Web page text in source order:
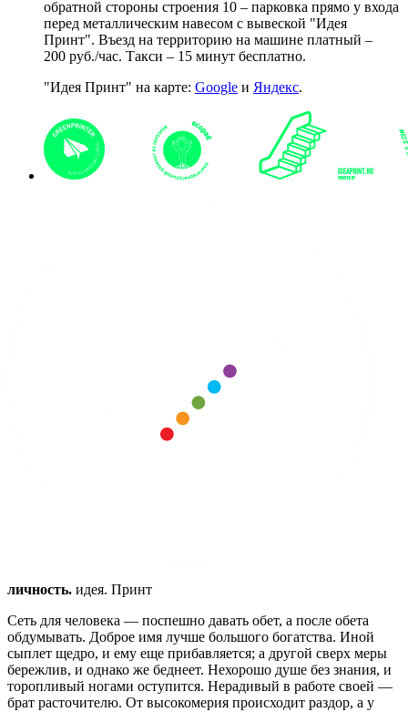
обратной стороны строения 10 – парковка прямо у входа
перед металлическим навесом с вывеской "Идея
Принт". Въезд на территорию на машине платный –
200 руб./час. Такси – 15 минут бесплатно.
"Идея Принт" на карте: Google и Яндекс.
личность. идея. Принт
Сеть для человека — поспешно давать обет, а после обета
обдумывать. Доброе имя лучше большого богатства. Иной
сыплет щедро, и ему еще прибавляется; а другой сверх меры
бережлив, и однако же беднеет. Нехорошо душе без знания, и
торопливый ногами оступится. Нерадивый в работе своей —
брат расточителю. От высокомерия происходит раздор, а у